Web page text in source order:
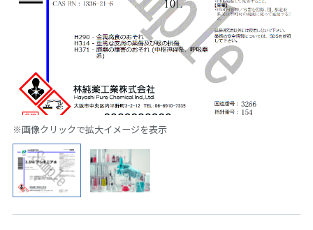
※画像クリックで拡大イメージを表示